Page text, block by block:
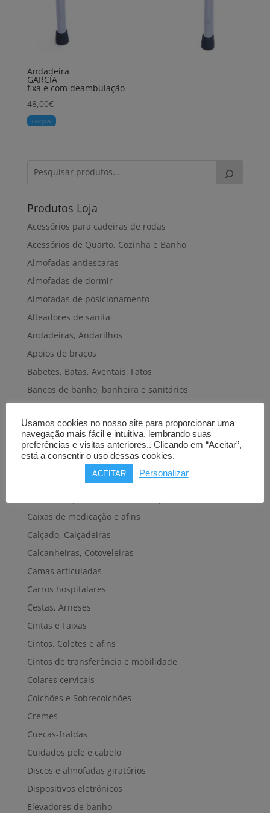
Andadeira
GARCÍA
fixa e com deambulação
48,00€
Comprar
Produtos Loja
Acessórios para cadeiras de rodas
Acessórios de Quarto, Cozinha e Banho
Almofadas antiescaras
Almofadas de dormir
Almofadas de posicionamento
Alteadores de sanita
Andadeiras, Andarilhos
Apoios de braços
Babetes, Batas, Aventais, Fatos
Bancos de banho, banheira e sanitários
Bengalas, Canadianas e afins
Cadeiras de banho, banheira e sanitárias
Cadeiras de rodas elétricas
Cadeiras de rodas manuais
Caixas de medicação e afins
Calçado, Calçadeiras
Calcanheiras, Cotoveleiras
Camas articuladas
Carros hospitalares
Cestas, Arneses
Cintas e Faixas
Cintos, Coletes e afins
Cintos de transferência e mobilidade
Colares cervicais
Colchões e Sobrecolchões
Cremes
Cuecas-fraldas
Cuidados pele e cabelo
Discos e almofadas giratórios
Dispositivos eletrónicos
Elevadores de banho
Usamos cookies no nosso site para proporcionar uma
navegação mais fácil e intuitiva, lembrando suas
preferências e visitas anteriores.. Clicando em “Aceitar”,
está a consentir o uso dessas cookies.
ACEITAR Personalizar